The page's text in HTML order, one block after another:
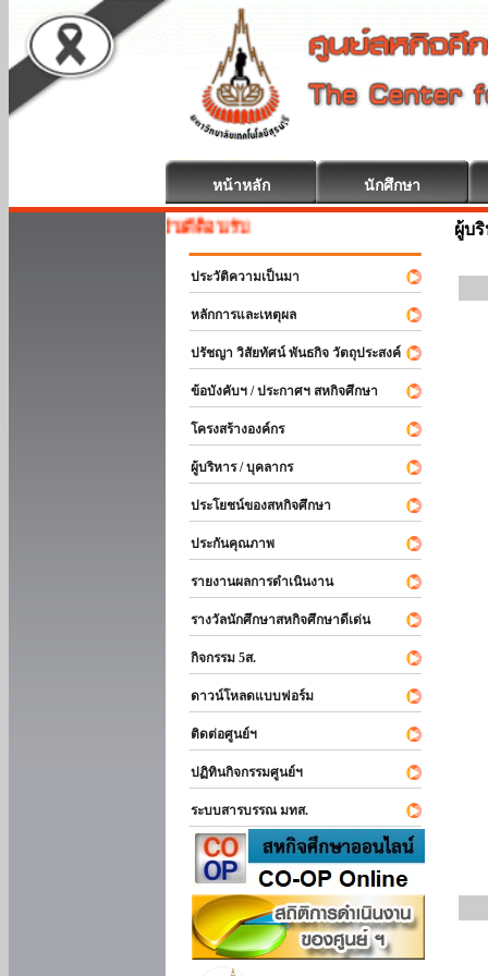
หน้าหลัก นักศึกษา
สหกิจศึกษา ยินดีต้อนรับ
ประวัติความเป็นมา
หลักการและเหตุผล
ปรัชญา วิสัยทัศน์ พันธกิจ วัตถุประสงค์
ข้อบังคับฯ / ประกาศฯ สหกิจศึกษา
โครงสร้างองค์กร
ผู้บริหาร / บุคลากร
ประโยชน์ของสหกิจศึกษา
ประกันคุณภาพ
รายงานผลการดำเนินงาน
รางวัลนักศึกษาสหกิจศึกษาดีเด่น
กิจกรรม 5ส.
ดาวน์โหลดแบบฟอร์ม
ติดต่อศูนย์ฯ
ปฏิทินกิจกรรมศูนย์ฯ
ระบบสารบรรณ มทส.
ผู้บ